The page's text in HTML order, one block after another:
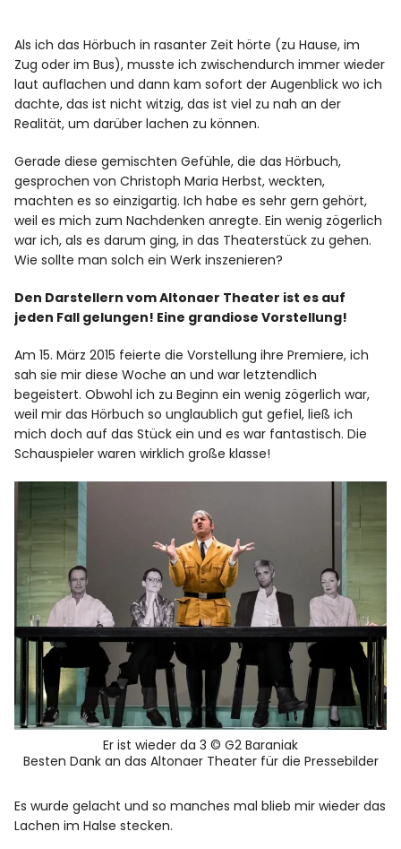
Als ich das Hörbuch in rasanter Zeit hörte (zu Hause, im
Zug oder im Bus), musste ich zwischendurch immer wieder
laut auflachen und dann kam sofort der Augenblick wo ich
dachte, das ist nicht witzig, das ist viel zu nah an der
Realität, um darüber lachen zu können.
Gerade diese gemischten Gefühle, die das Hörbuch,
gesprochen von Christoph Maria Herbst, weckten,
machten es so einzigartig. Ich habe es sehr gern gehört,
weil es mich zum Nachdenken anregte. Ein wenig zögerlich
war ich, als es darum ging, in das Theaterstück zu gehen.
Wie sollte man solch ein Werk inszenieren?
Den Darstellern vom Altonaer Theater ist es auf
jeden Fall gelungen! Eine grandiose Vorstellung!
Am 15. März 2015 feierte die Vorstellung ihre Premiere, ich
sah sie mir diese Woche an und war letztendlich
begeistert. Obwohl ich zu Beginn ein wenig zögerlich war,
weil mir das Hörbuch so unglaublich gut gefiel, ließ ich
mich doch auf das Stück ein und es war fantastisch. Die
Schauspieler waren wirklich große klasse!
Er ist wieder da 3 © G2 Baraniak
Besten Dank an das Altonaer Theater für die Pressebilder
Es wurde gelacht und so manches mal blieb mir wieder das
Lachen im Halse stecken.